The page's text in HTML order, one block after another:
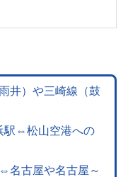
井）や三崎線（鼓
⇔松山空港への
古屋や名古屋～